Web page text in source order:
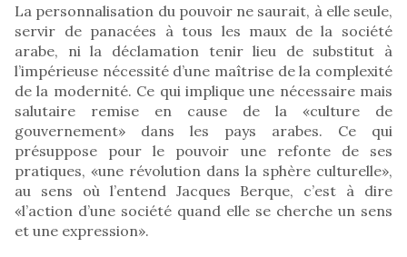
La personnalisation du pouvoir ne saurait, à elle seule,
servir de panacées à tous les maux de la société
arabe, ni la déclamation tenir lieu de substitut à
l’impérieuse nécessité d’une maîtrise de la complexité
de la modernité. Ce qui implique une nécessaire mais
salutaire remise en cause de la «culture de
gouvernement» dans les pays arabes. Ce qui
présuppose pour le pouvoir une refonte de ses
pratiques, «une révolution dans la sphère culturelle»,
au sens où l’entend Jacques Berque, c’est à dire
«l’action d’une société quand elle se cherche un sens
et une expression».